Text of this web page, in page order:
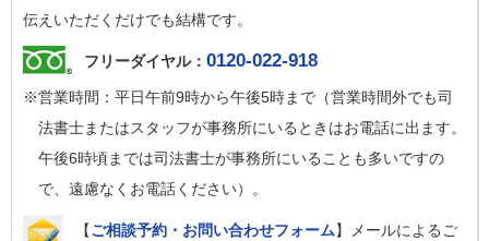
伝えいただくだけでも結構です。
フリーダイヤル： 0120-022-918
※営業時間：平日午前9時から午後5時まで（営業時間外でも司
法書士またはスタッフが事務所にいるときはお電話に出ます。
午後6時頃までは司法書士が事務所にいることも多いですの
で、遠慮なくお電話ください）。
【ご相談予約・お問い合わせフォーム】メールによるご